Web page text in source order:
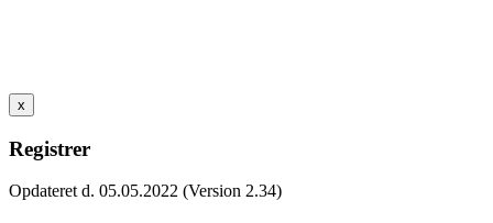
x
Registrer
Opdateret d. 05.05.2022 (Version 2.34)